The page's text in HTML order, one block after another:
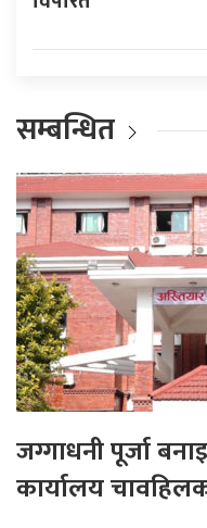
सम्बन्धित
जग्गाधनी पूर्जा
कार्यालय